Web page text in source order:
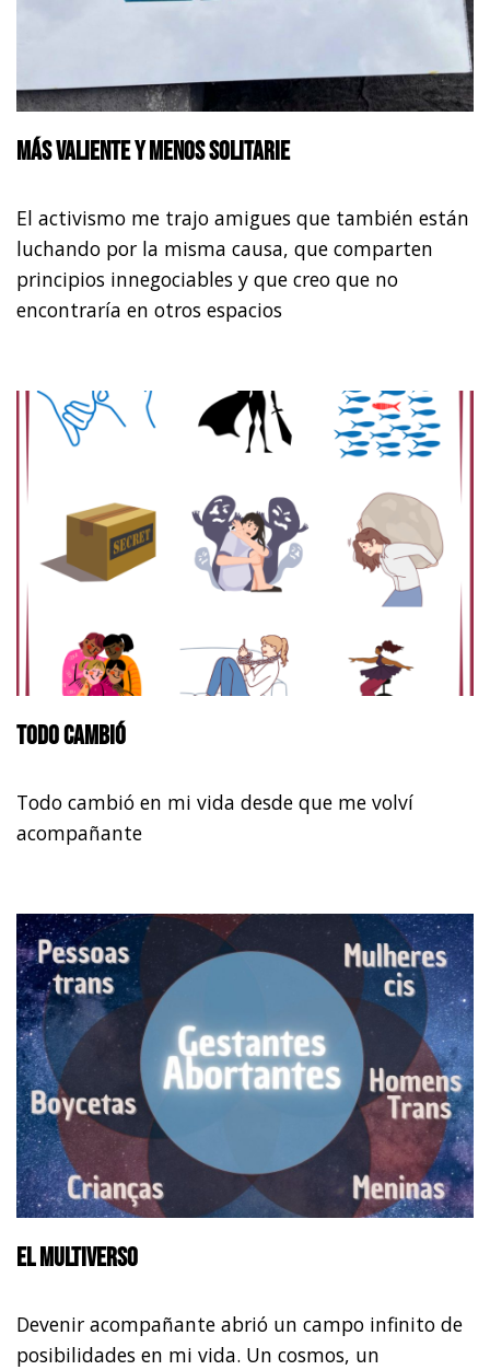
Más valiente y menos solitarie
El activismo me trajo amigues que también están
luchando por la misma causa, que comparten
principios innegociables y que creo que no
encontraría en otros espacios
Todo cambió
Todo cambió en mi vida desde que me volví
acompañante
El multiverso
Devenir acompañante abrió un campo infinito de
posibilidades en mi vida. Un cosmos, un